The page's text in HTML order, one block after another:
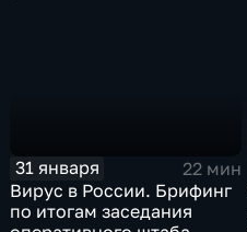
31 января
22 мин
Вирус в России. Брифинг
по итогам заседания